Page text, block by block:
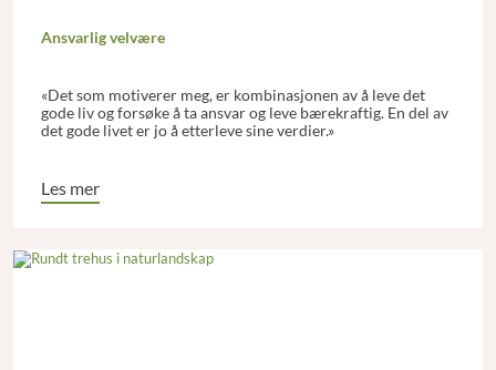
Ansvarlig velvære
«Det som motiverer meg, er kombinasjonen av å leve det
gode liv og forsøke å ta ansvar og leve bærekraftig. En del av
det gode livet er jo å etterleve sine verdier.»
Les mer